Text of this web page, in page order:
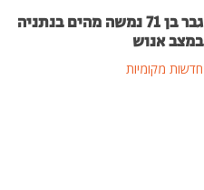
גבר בן 71 נמשה מהים בנתניה
במצב אנוש
חדשות מקומיות